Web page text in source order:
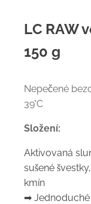
LC RAW
150 g
Nepečené
39°C
Složení:
Aktivovaná
sušené
kmín
➡ Jednoduché